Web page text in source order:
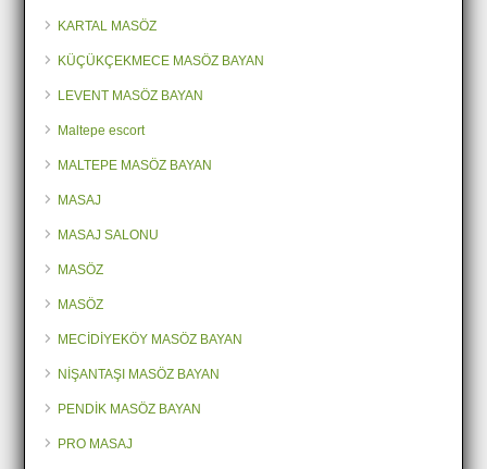
KARTAL MASÖZ
KÜÇÜKÇEKMECE MASÖZ BAYAN
LEVENT MASÖZ BAYAN
Maltepe escort
MALTEPE MASÖZ BAYAN
MASAJ
MASAJ SALONU
MASÖZ
MASÖZ
MECİDİYEKÖY MASÖZ BAYAN
NİŞANTAŞI MASÖZ BAYAN
PENDİK MASÖZ BAYAN
PRO MASAJ